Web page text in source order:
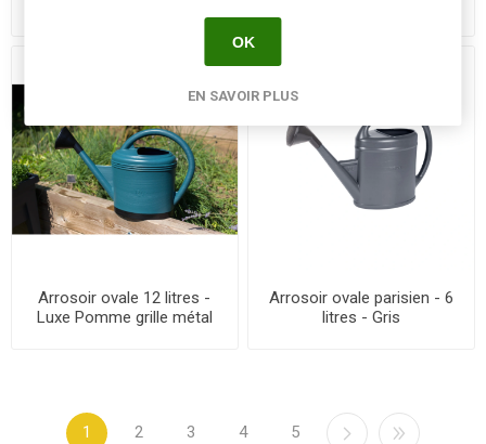
Arrosoir ovale 12 litres -
Luxe Pomme grille métal
Arrosoir ovale parisien - 6
litres - Gris
1 2 3 4 5
OK
EN SAVOIR PLUS